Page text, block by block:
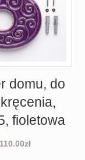
domu, do
fioletowa
110.00zł